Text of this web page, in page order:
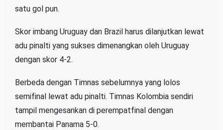
satu gol pun.
Skor imbang Uruguay dan Brazil harus dilanjutkan lewat
adu pinalti yang sukses dimenangkan oleh Uruguay
dengan skor 4-2.
Berbeda dengan Timnas sebelumnya yang lolos
semifinal lewat adu pinalti. Timnas Kolombia sendiri
tampil mengesankan di perempatfinal dengan
membantai Panama 5-0.